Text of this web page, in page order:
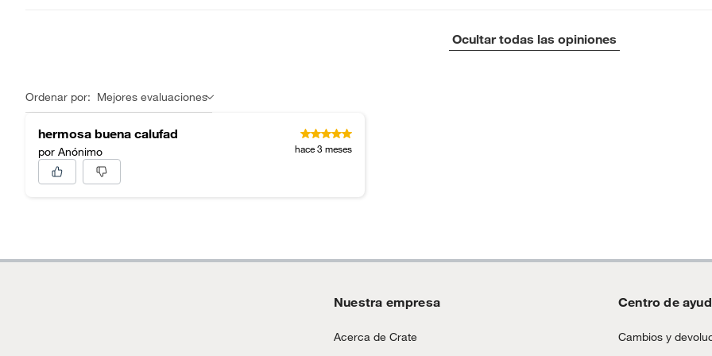
Ocultar todas las opiniones
Ordenar por: Mejores evaluaciones
hermosa buena calufad
por Anónimo hace 3 meses
Nuestra empresa
Acerca de Crate
Centro de
Cambios y